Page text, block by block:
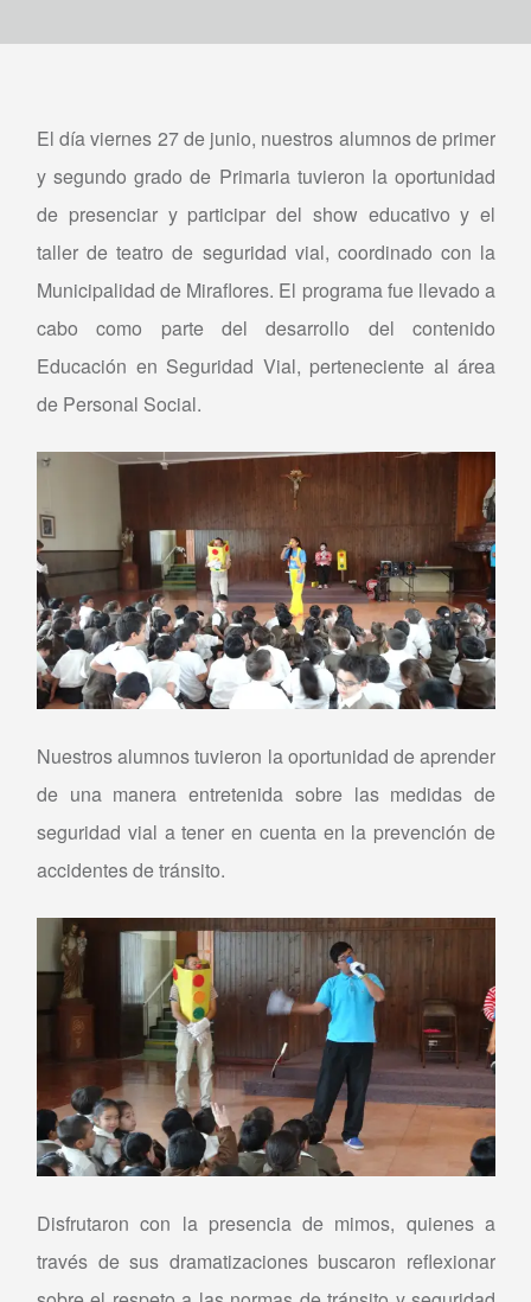
El día viernes 27 de junio, nuestros alumnos de primer
y segundo grado de Primaria tuvieron la oportunidad
de presenciar y participar del show educativo y el
taller de teatro de seguridad vial, coordinado con la
Municipalidad de Miraflores. El programa fue llevado a
cabo como parte del desarrollo del contenido
Educación en Seguridad Vial, perteneciente al área
de Personal Social.
Nuestros alumnos tuvieron la oportunidad de aprender
de una manera entretenida sobre las medidas de
seguridad vial a tener en cuenta en la prevención de
accidentes de tránsito.
Disfrutaron con la presencia de mimos, quienes a
través de sus dramatizaciones buscaron reflexionar